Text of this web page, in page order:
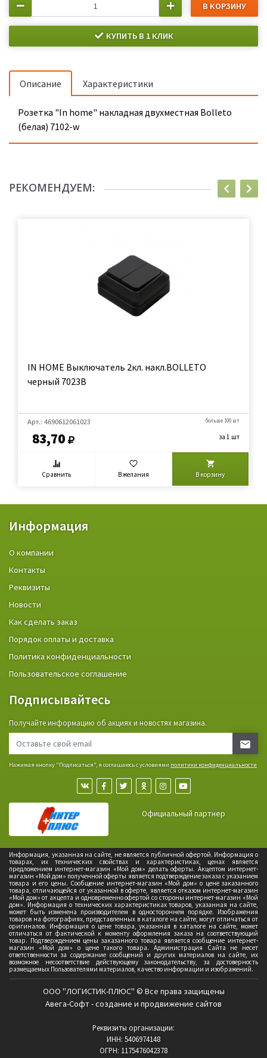
В КОРЗИНУ
КУПИТЬ В 1 КЛИК
Описание Характеристики
Розетка "In home" накладная двухместная Bolleto
(белая) 7102-w
РЕКОМЕНДУЕМ:
IN HOME Выключатель 2кл. накл.BOLLETO
черный 7023B
Арт.: 4690612061023
83,70
больше 100 шт
за 1 шт
Сравнить В желания В корзину
Информация
О компании
Контакты
Реквизиты
Новости
Как сделать заказ
Порядок оплаты и доставка
Политика конфиденциальности
Пользовательское соглашение
Подписывайтесь
Получайте информацию об акциях и новостях магазина.
Нажимая кнопку "Подписаться", я соглашаюсь с условиями политики конфиденциальности
Официальный партнер
Информация, указанная на сайте, не является публичной офертой. Информация о
товарах, их технических свойствах и характеристиках, ценах является
предложением интернет-магазин «Мой дом» делать оферты. Акцептом интернет-
магазин «Мой дом» полученной оферты является подтверждение заказа с указанием
товара и его цены. Сообщение интернет-магазин «Мой дом» о цене заказанного
товара, отличающейся от указанной в оферте, является отказом интернет-магазин
«Мой дом» от акцепта и одновременно офертой со стороны интернет-магазин «Мой
дом». Информация о технических характеристиках товаров, указанная на сайте,
может быть изменена производителем в одностороннем порядке. Изображения
товаров на фотографиях, представленных в каталоге на сайте, могут отличаться от
оригиналов. Информация о цене товара, указанная в каталоге на сайте, может
отличаться от фактической к моменту оформления заказа на соответствующий
товар. Подтверждением цены заказанного товара является сообщение интернет-
магазин «Мой дом» о цене такого товара. Администрация Сайта не несет
ответственности за содержание сообщений и других материалов на сайте, их
возможное несоответствие действующему законодательству, за достоверность
размещаемых Пользователями материалов, качество информации и изображений.
ООО "ЛОГИСТИК-ПЛЮС" © Все права защищены
Авега-Софт - создание и продвижение сайтов
Реквизиты организации:
ИНН: 5406974148
ОГРН: 1175476042378